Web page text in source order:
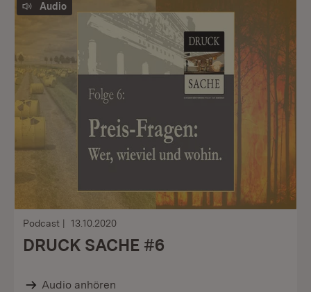
Audio
Podcast 13.10.2020
DRUCK SACHE #6
Audio anhören